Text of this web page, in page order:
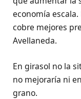
economía
cobre mejores
Avellaneda.
En girasol no la
no mejoraría ni
grano.